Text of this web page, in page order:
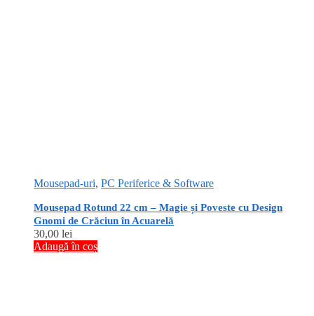
Mousepad-uri, PC Periferice & Software
Mousepad Rotund 22 cm – Magie și Poveste cu Design
Gnomi de Crăciun în Acuarelă
30,00 lei
Adaugă în coș